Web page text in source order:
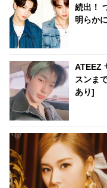
続出！
明らか
ATEEZ
スンま
あり]